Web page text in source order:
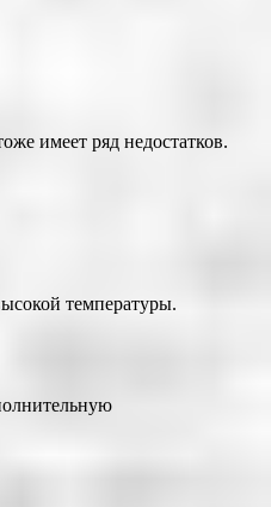
имеет ряд недостатков.
температуры.